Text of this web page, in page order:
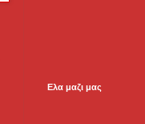
Ελα μαζι μας